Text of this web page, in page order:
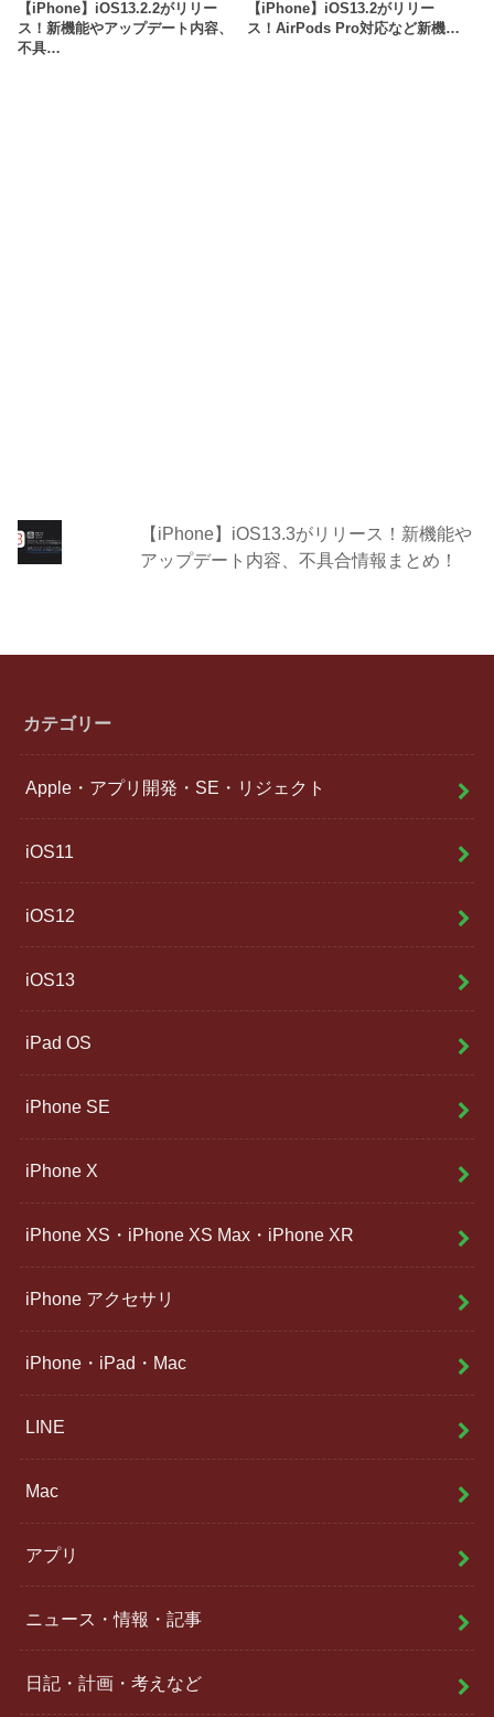
【iPhone】iOS13.2.2がリリー
ス！新機能やアップデート内容、
不具…
【iPhone】iOS13.2がリリー
ス！AirPods Pro対応など新機…
【iPhone】iOS13.3がリリース！新機能や
アップデート内容、不具合情報まとめ！
カテゴリー
Apple・アプリ開発・SE・リジェクト
iOS11
iOS12
iOS13
iPad OS
iPhone SE
iPhone X
iPhone XS・iPhone XS Max・iPhone XR
iPhone アクセサリ
iPhone・iPad・Mac
LINE
Mac
アプリ
ニュース・情報・記事
日記・計画・考えなど